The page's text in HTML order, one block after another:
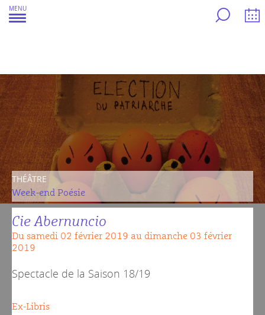
MENU
Aller
au
THÉÂTRE
Week-end Poésie
Cie Abernuncio
Du samedi 02 février 2019 au dimanche 03 février
2019
Spectacle de la Saison 18/19
Ex-Libris